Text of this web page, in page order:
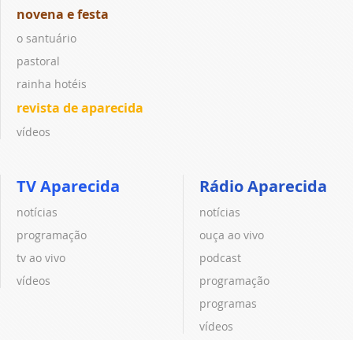
novena e festa
o santuário
pastoral
rainha hotéis
revista de aparecida
vídeos
TV Aparecida
notícias
programação
tv ao vivo
vídeos
Rádio Aparecida
notícias
ouça ao vivo
podcast
programação
programas
vídeos